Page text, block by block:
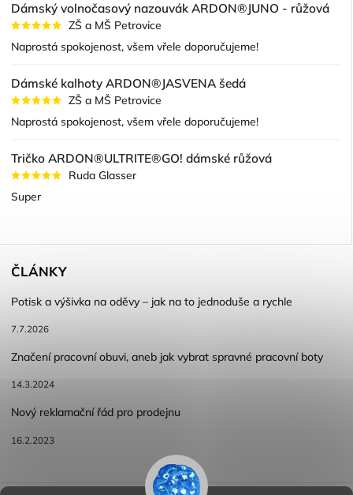
Dámský volnočasový nazouvák ARDON®JUNO - růžová
ZŠ a MŠ Petrovice
Naprostá spokojenost, všem vřele doporučujeme!
Dámské kalhoty ARDON®JASVENA šedá
ZŠ a MŠ Petrovice
Naprostá spokojenost, všem vřele doporučujeme!
Tričko ARDON®ULTRITE®GO! dámské růžová
Ruda Glasser
Super
ČLÁNKY
Potisk a výšivka na oděvy – jak na to jednoduše a rychle
7.7.2026
Značení pracovní obuvi, aneb jak vybrat spravné pracovní boty
14.3.2024
Nový reklamační řád pro prodejnu
16.2.2023